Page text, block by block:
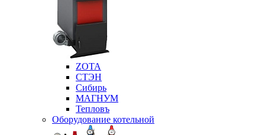
ZOTA
СТЭН
Сибирь
МАГНУМ
Тепловъ
Оборудование котельной